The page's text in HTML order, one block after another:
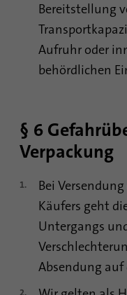
Bereitstellung
Aufruhr oder
behördlichen
§ 6
Verpackung
Bei
Käufers geht
Untergangs
Absendung auf